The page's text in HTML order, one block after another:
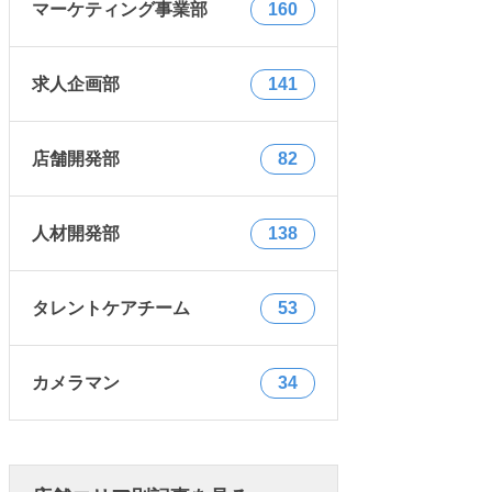
マーケティング事業部 160
求人企画部 141
店舗開発部 82
人材開発部 138
タレントケアチーム 53
カメラマン 34